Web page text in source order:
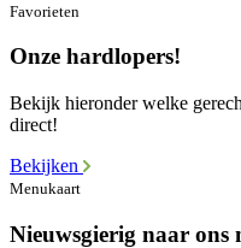
Favorieten
Onze hardlopers!
Bekijk hieronder welke
direct!
Bekijken
Menukaart
Nieuwsgierig naar ons